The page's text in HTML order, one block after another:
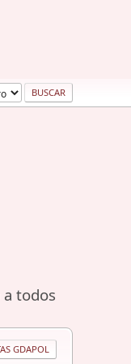
todos
GDAPOL